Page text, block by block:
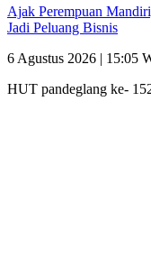
Ajak Perempuan
Jadi Peluang Bisnis
6 Agustus 2026 | 15:05
HUT pandeglang ke-